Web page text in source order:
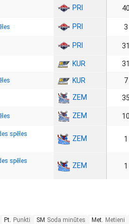
PRI 40
PRI 3
PRI 31
KUR 31
KUR 7
ZEM 35
ZEM 10
spēles
ZEM 1
spēles
ZEM 1
Pt. Punkti SM Soda minūtes Met. Metieni